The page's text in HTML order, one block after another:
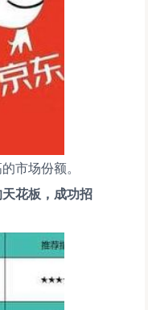
市场份额。
花板，成功招